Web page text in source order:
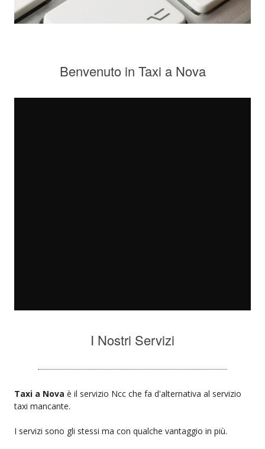
Benvenuto in Taxi a Nova
I Nostri Servizi
Taxi a Nova è il servizio Ncc che fa d'alternativa al servizio
taxi mancante.
I servizi sono gli stessi ma con qualche vantaggio in più.